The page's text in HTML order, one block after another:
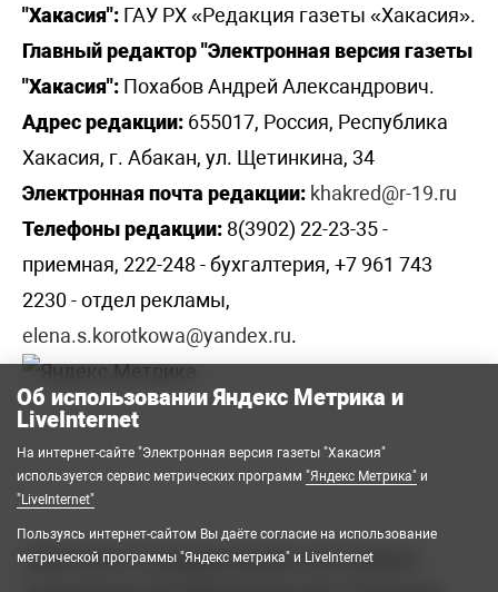
"Хакасия": ГАУ РХ «Редакция газеты «Хакасия».
Главный редактор "Электронная версия газеты
"Хакасия": Похабов Андрей Александрович.
Адрес редакции: 655017, Россия, Республика
Хакасия, г. Абакан, ул. Щетинкина, 34
Электронная почта редакции: khakred@r-19.ru
Телефоны редакции: 8(3902) 22-23-35 -
приемная, 222-248 - бухгалтерия, +7 961 743
2230 - отдел рекламы,
elena.s.korotkowa@yandex.ru.
2008-2026 © Государственное автономное
Об использовании Яндекс Метрика и
LiveInternet
На интернет-сайте "Электронная версия газеты "Хакасия"
используется сервис метрических программ "Яндекс Метрика" и
"LiveInternet"
Пользуясь интернет-сайтом Вы даёте согласие на использование
метрической программы "Яндекс метрика" и LiveInternet